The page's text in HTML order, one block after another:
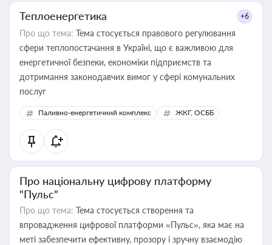
Теплоенергетика +6
Про що тема: Тема стосується правового регулювання
сфери теплопостачання в Україні, що є важливою для
енергетичної безпеки, економіки підприємств та
дотримання законодавчих вимог у сфері комунальних
послуг
Паливно-енергетичний комплекс ЖКГ, ОСББ
Про національну цифрову платформу
"Пульс"
Про що тема: Тема стосується створення та
впровадження цифрової платформи «Пульс», яка має на
меті забезпечити ефективну, прозору і зручну взаємодію